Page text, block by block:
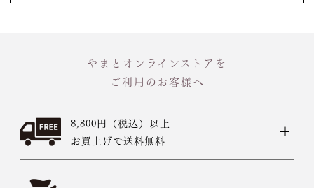
やまとオンラインストアを
ご利用のお客様へ
8,800円（税込）以上
お買上げで送料無料